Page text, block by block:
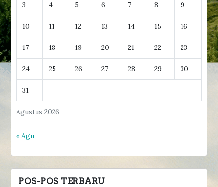
Agustus 2026
3 4 5 6 7 8 9
10 11 12 13 14 15 16
17 18 19 20 21 22 23
24 25 26 27 28 29 30
31
« Agu
POS-POS TERBARU